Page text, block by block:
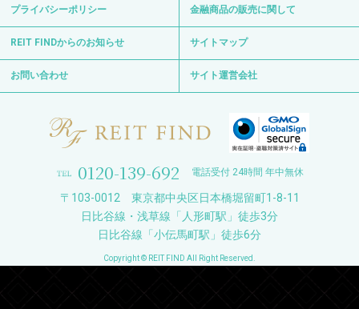
プライバシーポリシー 金融商品の販売に関して
REIT FINDからのお知らせ サイトマップ
お問い合わせ サイト運営会社
0120-139-692 電話受付 24時間 年中無休
〒103-0012 東京都中央区日本橋堀留町1-8-11
日比谷線・浅草線「人形町駅」徒歩3分
日比谷線「小伝馬町駅」徒歩6分
Copyright © REIT FIND All Right Reserved.